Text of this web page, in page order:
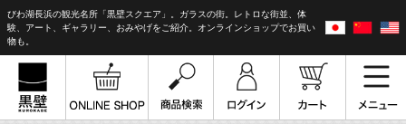
びわ湖長浜の観光名所「黒壁スクエア」。ガラスの街。レトロな街並、体
験、アート、ギャラリー、おみやげをご紹介。オンラインショップでお買い
物も。